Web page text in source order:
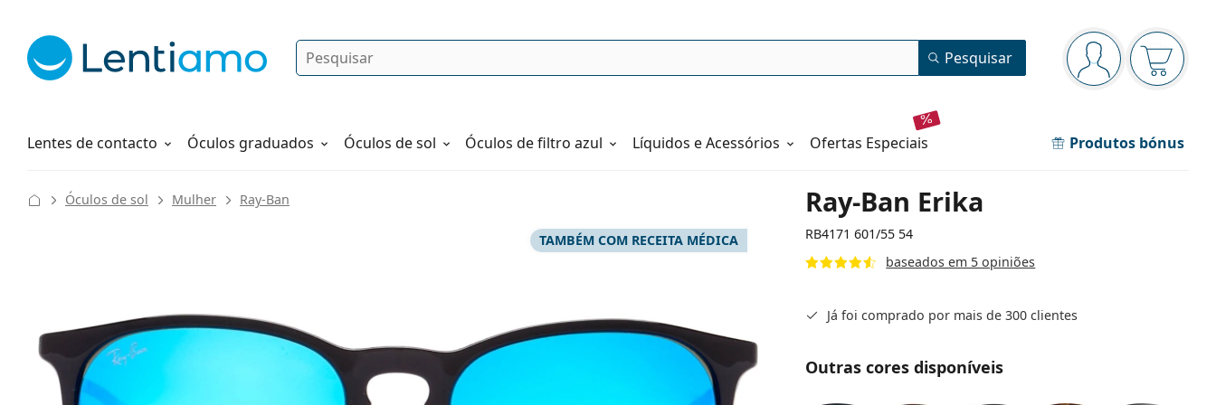
Painel de navegação
está conectado
O cesto
Pesquisar Pesquisar
Lentes de contacto
Líquidos Óculos graduados Óculos de sol Óculos de filtro azul Líquidos e Acessórios ofertas especiais Produtos bónus
Como fazer um pedido
Ray-Ban Erika
RB4171 601/55 54
baseados em 5 opiniões
Óculos de sol Mulher Ray-Ban
TAMBÉM COM RECEITA MÉDICA
Já foi comprado por mais de 300 clientes
Outras cores disponíveis